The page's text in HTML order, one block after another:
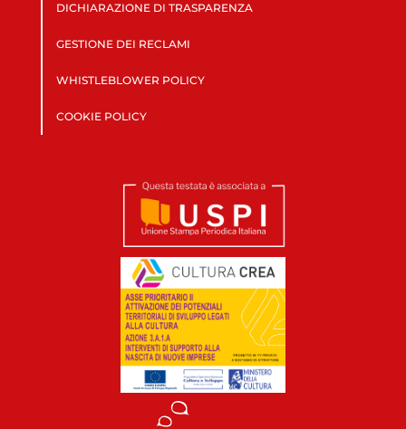
DICHIARAZIONE DI TRASPARENZA
GESTIONE DEI RECLAMI
WHISTLEBLOWER POLICY
COOKIE POLICY